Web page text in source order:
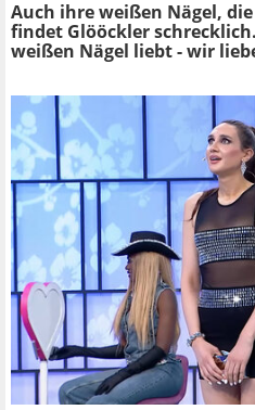
Auch ihre weißen Nägel,
findet Glööckler
weißen Nägel liebt - wir